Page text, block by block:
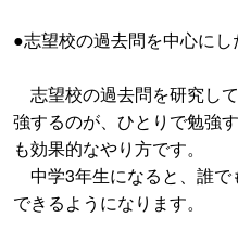
●志望校の過去問を中心にし
志望校の過去問を研究し
強するのが、ひとりで勉強
も効果的なやり方です。
中学3年生になると、誰で
できるようになります。